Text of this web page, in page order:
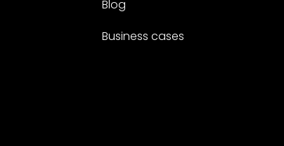
Blog
Business cases